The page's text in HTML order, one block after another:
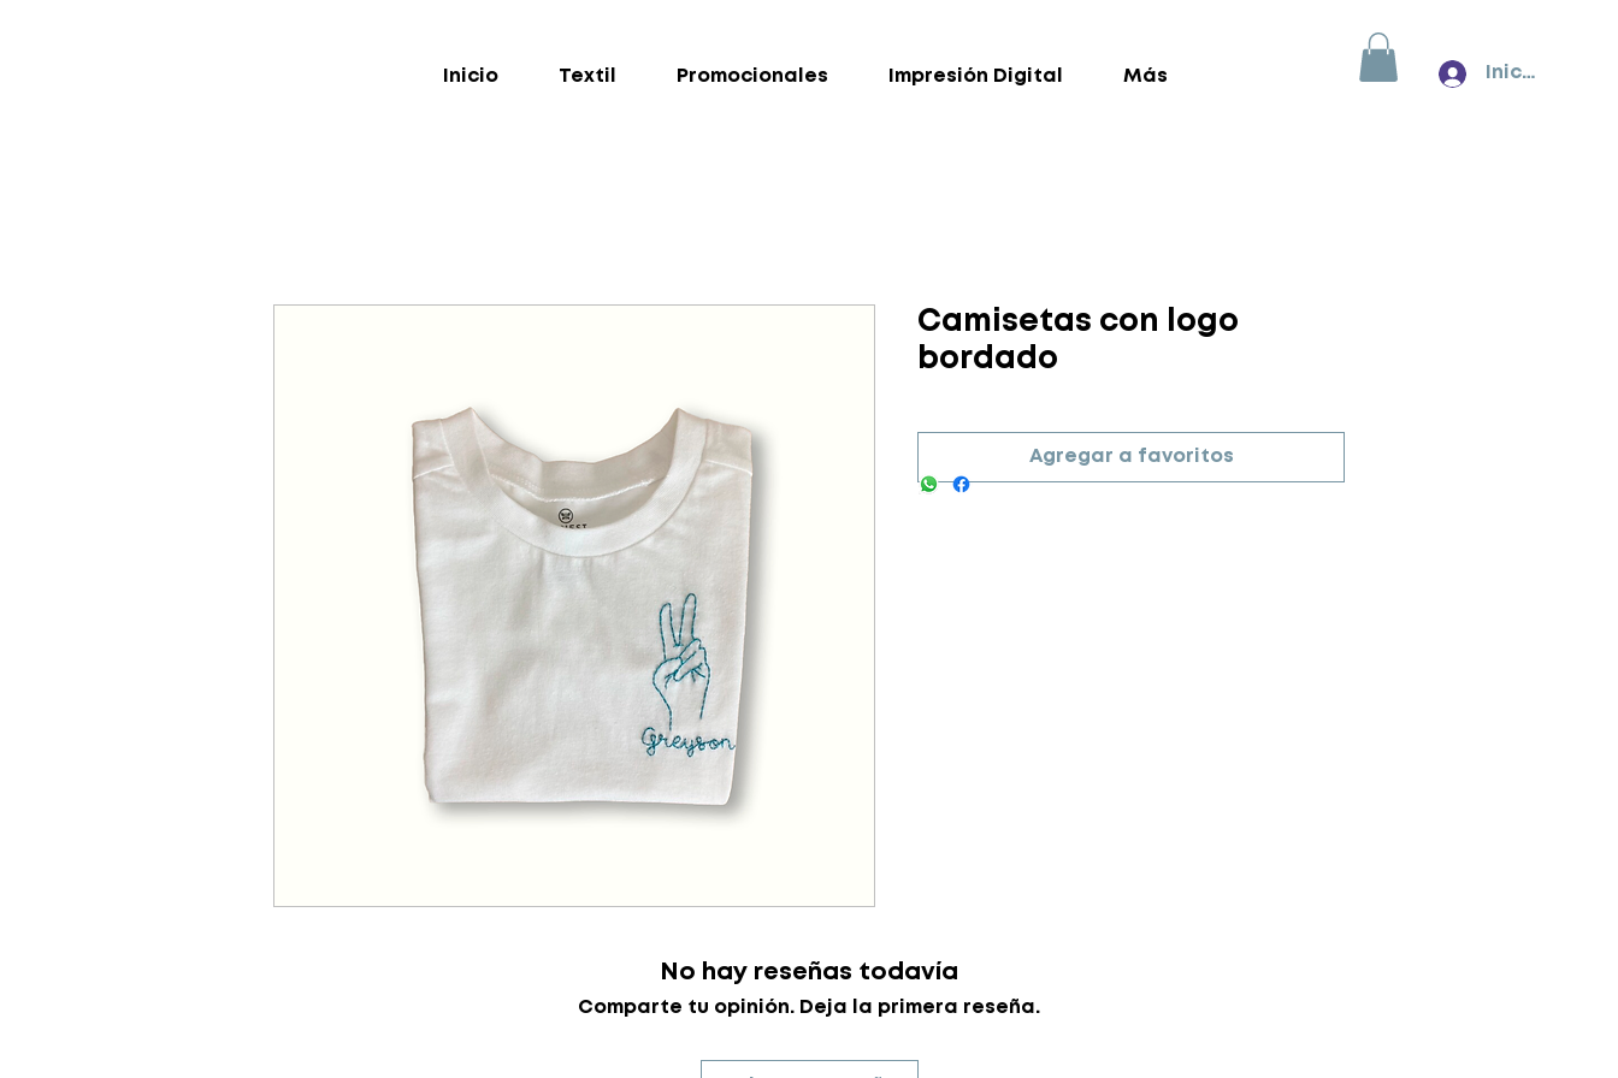
Inicio Textil Promocionales Impresión Digital Más Inicia sesión
Camisetas con logo
bordado
Agregar a favoritos
No hay reseñas todavía
Comparte tu opinión. Deja la primera reseña.